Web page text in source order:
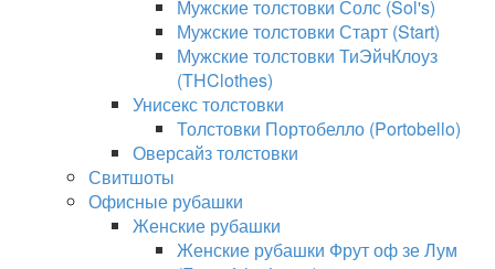
Мужские толстовки Солс (Sol's)
Мужские толстовки Старт (Start)
Мужские толстовки ТиЭйчКлоуз
(THClothes)
Унисекс толстовки
Толстовки Портобелло (Portobello)
Оверсайз толстовки
Свитшоты
Офисные рубашки
Женские рубашки
Женские рубашки Фрут оф зе Лум